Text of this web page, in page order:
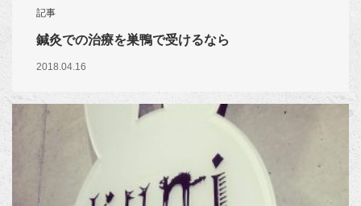
記事
鍼灸での治療を巣鴨で受けるなら
2018.04.16